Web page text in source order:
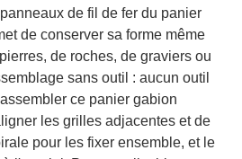
de fil de fer du panier
de conserver sa forme même
de roches, de graviers ou
sans outil : aucun outil
ce panier gabion
les grilles adjacentes et de
pour les fixer ensemble, et le